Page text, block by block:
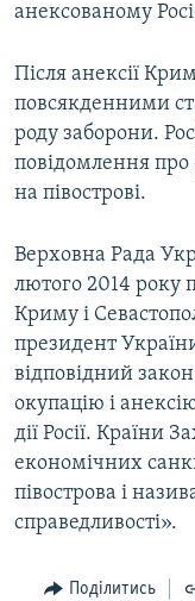
анексованому
Після анексії
повсякденними
роду заборони.
повідомлення
на півострові.
Верховна Рада
лютого 2014 року
Криму і
президент
відповідний
окупацію і
дії Росії. Країни
економічних
півострова і
справедливості».
Поділитись